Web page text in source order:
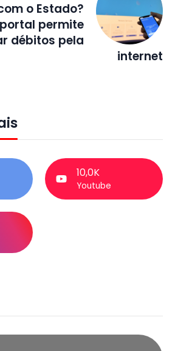
o Estado?
permite
débitos pela
internet
10,0K
Youtube